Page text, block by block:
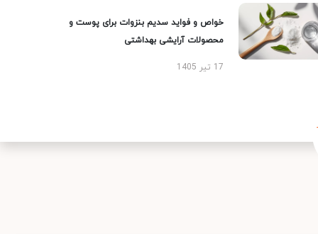
خواص و فواید سدیم بنزوات برای پوست و
محصولات آرایشی بهداشتی
17 تیر 1405